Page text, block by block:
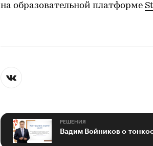
на образовательной платформе
РЕШЕНИЯ